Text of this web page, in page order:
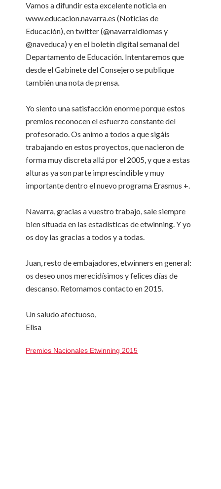
Vamos a difundir esta excelente noticia en
www.educacion.navarra.es (Noticias de
Educación), en twitter (@navarraidiomas y
@naveduca) y en el boletín digital semanal del
Departamento de Educación. Intentaremos que
desde el Gabinete del Consejero se publique
también una nota de prensa.
Yo siento una satisfacción enorme porque estos
premios reconocen el esfuerzo constante del
profesorado. Os animo a todos a que sigáis
trabajando en estos proyectos, que nacieron de
forma muy discreta allá por el 2005, y que a estas
alturas ya son parte imprescindible y muy
importante dentro el nuevo programa Erasmus +.
Navarra, gracias a vuestro trabajo, sale siempre
bien situada en las estadísticas de etwinning. Y yo
os doy las gracias a todos y a todas.
Juan, resto de embajadores, etwinners en general:
os deseo unos merecidísimos y felices días de
descanso. Retomamos contacto en 2015.
Un saludo afectuoso,
Elisa
Premios Nacionales Etwinning 2015